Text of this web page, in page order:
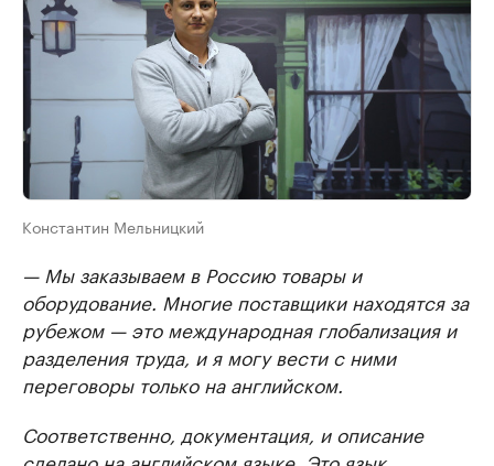
Константин Мельницкий
— Мы заказываем в Россию товары и
оборудование. Многие поставщики находятся за
рубежом — это международная глобализация и
разделения труда, и я могу вести с ними
переговоры только на английском.
Соответственно, документация, и описание